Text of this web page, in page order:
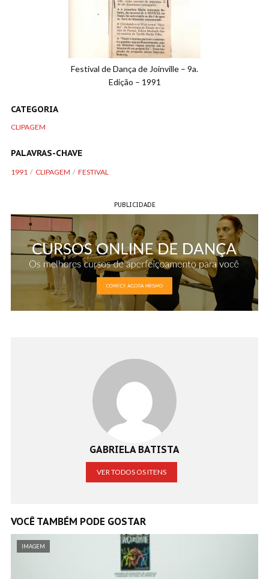
Festival de Dança de Joinville – 9a.
Edição – 1991
CATEGORIA
CLIPAGEM
PALAVRAS-CHAVE
1991 CLIPAGEM FESTIVAL
PUBLICIDADE
GABRIELA BATISTA
VER TODOS OS ITENS
VOCÊ TAMBÉM PODE GOSTAR
IMAGEM